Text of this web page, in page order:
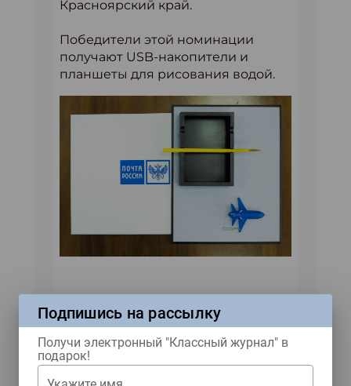
Красноярский край.
Победители этой номинации
получают USB-накопители и
планшеты для рисования водой.
Все призы в этом
году победителям
доставит
генеральный
Подпишись на рассылку
Получи электронный "Классный журнал" в
подарок!